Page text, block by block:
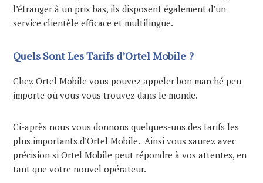
l’étranger à un prix bas, ils disposent également d’un
service clientèle efficace et multilingue.
Quels Sont Les Tarifs d’Ortel Mobile ?
Chez Ortel Mobile vous pouvez appeler bon marché peu
importe où vous vous trouvez dans le monde.
Ci-après nous vous donnons quelques-uns des tarifs les
plus importants d’Ortel Mobile. Ainsi vous saurez avec
précision si Ortel Mobile peut répondre à vos attentes, en
tant que votre nouvel opérateur.